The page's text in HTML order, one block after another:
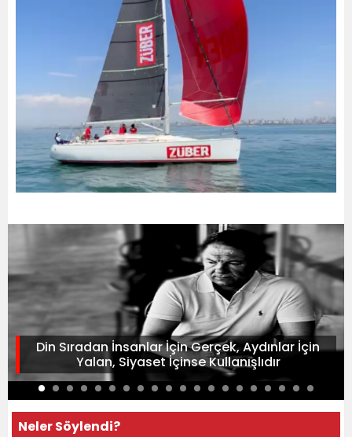
Din Sıradan İnsanlar İçin Gerçek, Aydınlar İçin
Yalan, Siyaset İçinse Kullanışlıdır
Neler Söylendi?